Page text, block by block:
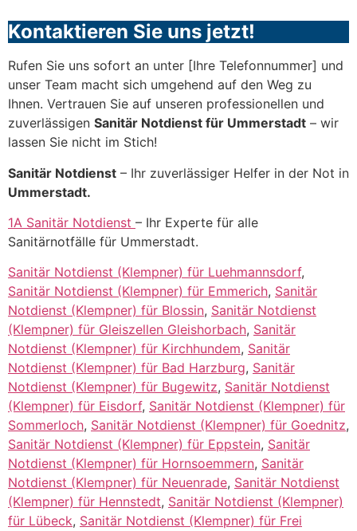
Kontaktieren Sie uns jetzt!
Rufen Sie uns sofort an unter [Ihre Telefonnummer] und
unser Team macht sich umgehend auf den Weg zu
Ihnen. Vertrauen Sie auf unseren professionellen und
zuverlässigen Sanitär Notdienst für Ummerstadt – wir
lassen Sie nicht im Stich!
Sanitär Notdienst – Ihr zuverlässiger Helfer in der Not in
Ummerstadt.
1A Sanitär Notdienst – Ihr Experte für alle
Sanitärnotfälle für Ummerstadt.
Sanitär Notdienst (Klempner) für Luehmannsdorf,
Sanitär Notdienst (Klempner) für Emmerich, Sanitär
Notdienst (Klempner) für Blossin, Sanitär Notdienst
(Klempner) für Gleiszellen Gleishorbach, Sanitär
Notdienst (Klempner) für Kirchhundem, Sanitär
Notdienst (Klempner) für Bad Harzburg, Sanitär
Notdienst (Klempner) für Bugewitz, Sanitär Notdienst
(Klempner) für Eisdorf, Sanitär Notdienst (Klempner) für
Sommerloch, Sanitär Notdienst (Klempner) für Goednitz,
Sanitär Notdienst (Klempner) für Eppstein, Sanitär
Notdienst (Klempner) für Hornsoemmern, Sanitär
Notdienst (Klempner) für Neuenrade, Sanitär Notdienst
(Klempner) für Hennstedt, Sanitär Notdienst (Klempner)
für Lübeck, Sanitär Notdienst (Klempner) für Frei